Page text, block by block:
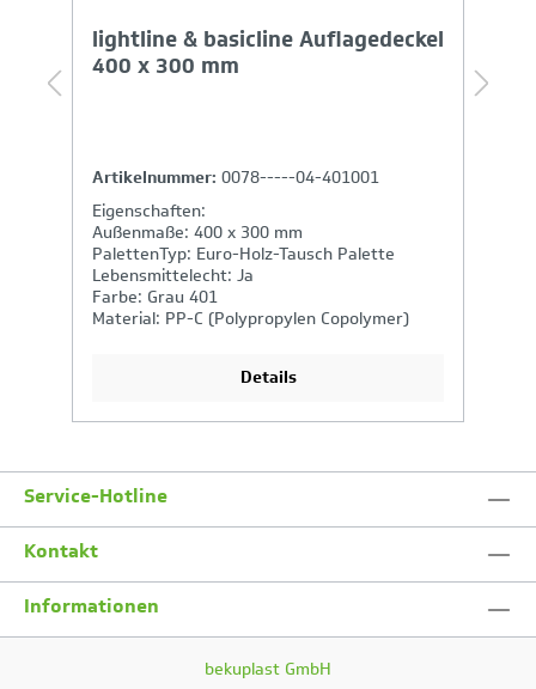
lightline & basicline Auflagedeckel
400 x 300 mm
Artikelnummer: 0078-----04-401001
Eigenschaften:
Außenmaße: 400 x 300 mm
PalettenTyp: Euro-Holz-Tausch Palette
Lebensmittelecht: Ja
Farbe: Grau 401
Material: PP-C (Polypropylen Copolymer)
Details
Service-Hotline
Kontakt
Informationen
bekuplast GmbH